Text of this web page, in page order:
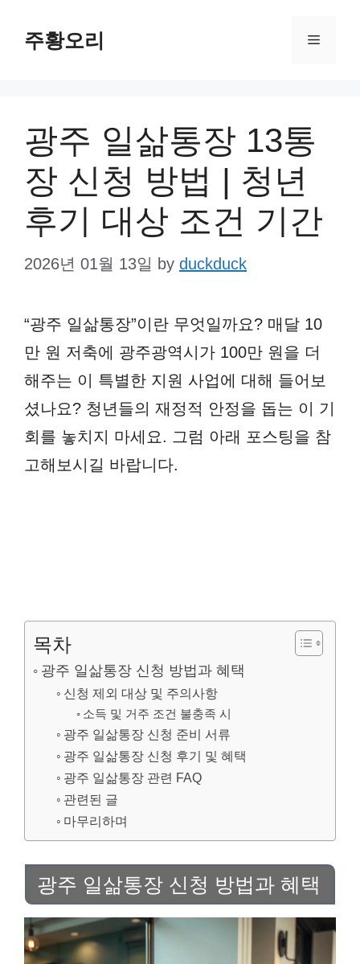
주황오리 Menu
광주 일삶통장 13통
장 신청 방법 | 청년
후기 대상 조건 기간
2026년 01월 13일 by duckduck
“광주 일삶통장”이란 무엇일까요? 매달 10
만 원 저축에 광주광역시가 100만 원을 더
해주는 이 특별한 지원 사업에 대해 들어보
셨나요? 청년들의 재정적 안정을 돕는 이 기
회를 놓치지 마세요. 그럼 아래 포스팅을 참
고해보시길 바랍니다.
목차
광주 일삶통장 신청 방법과 혜택
신청 제외 대상 및 주의사항
소득 및 거주 조건 불충족 시
광주 일삶통장 신청 준비 서류
광주 일삶통장 신청 후기 및 혜택
광주 일삶통장 관련 FAQ
관련된 글
마무리하며
광주 일삶통장 신청 방법과 혜택